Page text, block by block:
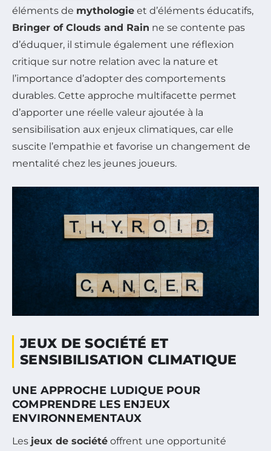
éléments de mythologie et d’éléments éducatifs,
Bringer of Clouds and Rain ne se contente pas
d’éduquer, il stimule également une réflexion
critique sur notre relation avec la nature et
l’importance d’adopter des comportements
durables. Cette approche multifacette permet
d’apporter une réelle valeur ajoutée à la
sensibilisation aux enjeux climatiques, car elle
suscite l’empathie et favorise un changement de
mentalité chez les jeunes joueurs.
JEUX DE SOCIÉTÉ ET
SENSIBILISATION CLIMATIQUE
UNE APPROCHE LUDIQUE POUR
COMPRENDRE LES ENJEUX
ENVIRONNEMENTAUX
Les jeux de société offrent une opportunité